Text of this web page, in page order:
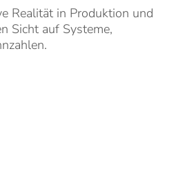
Realität in Produktion und
Sicht auf Systeme,